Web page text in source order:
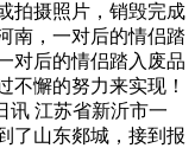
拍摄照片，销毁完成
南，一对后的情侣踏
对后的情侣踏入废品
不懈的努力来实现！
讯 江苏省新沂市一
了山东郯城，接到报